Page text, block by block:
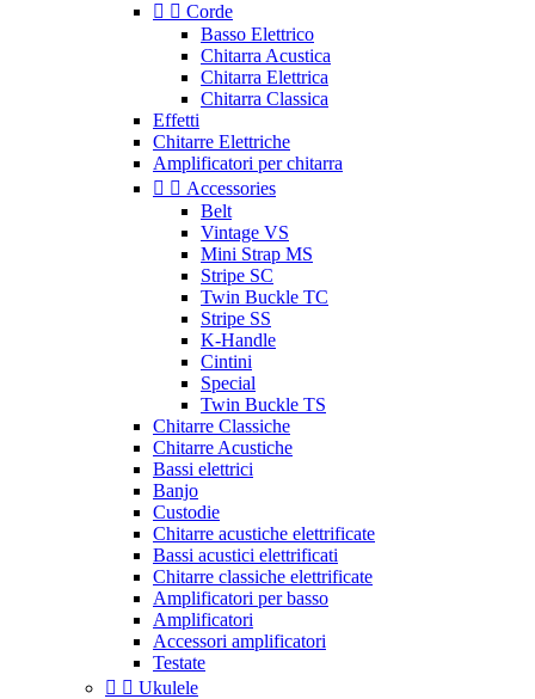
  Corde
Basso Elettrico
Chitarra Acustica
Chitarra Elettrica
Chitarra Classica
Effetti
Chitarre Elettriche
Amplificatori per chitarra
  Accessories
Belt
Vintage VS
Mini Strap MS
Stripe SC
Twin Buckle TC
Stripe SS
K-Handle
Cintini
Special
Twin Buckle TS
Chitarre Classiche
Chitarre Acustiche
Bassi elettrici
Banjo
Custodie
Chitarre acustiche elettrificate
Bassi acustici elettrificati
Chitarre classiche elettrificate
Amplificatori per basso
Amplificatori
Accessori amplificatori
Testate
  Ukulele